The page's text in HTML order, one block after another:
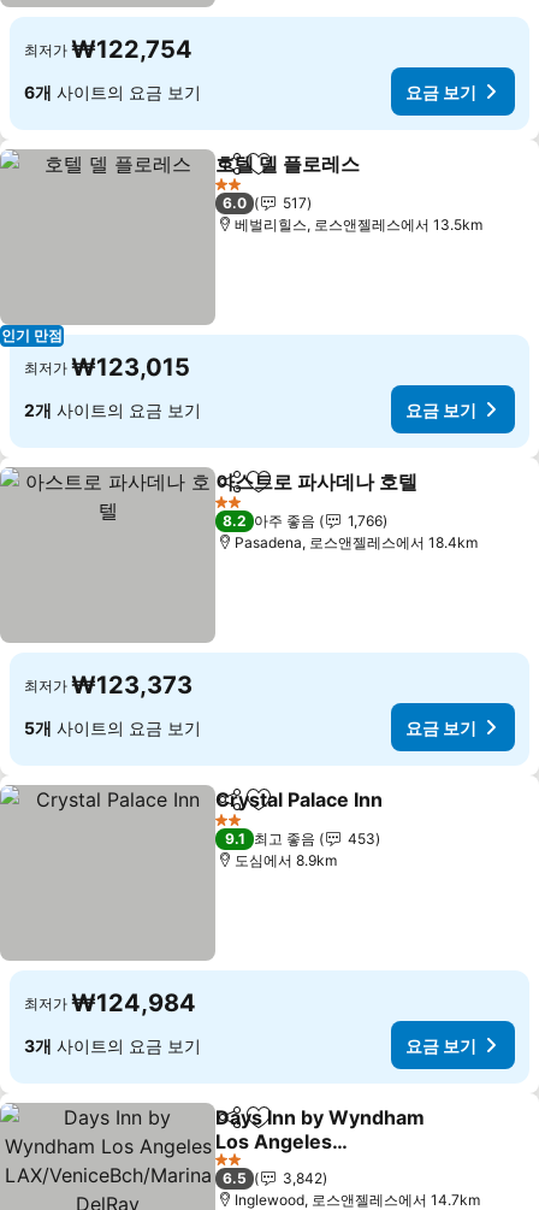
최저가 ₩122,754
6개 사이트의 요금 보기 요금 보기
인기 만점
공유 즐겨찾기에 추가
호텔 델 플로레스
2 성급
6.0
517
베벌리힐스, 로스앤젤레스에서 13.5km
최저가 ₩123,015
2개 사이트의 요금 보기 요금 보기
공유 즐겨찾기에 추가
아스트로 파사데나 호텔
2 성급
8.2 아주 좋음
1,766
Pasadena, 로스앤젤레스에서 18.4km
최저가 ₩123,373
5개 사이트의 요금 보기 요금 보기
공유 즐겨찾기에 추가
Crystal Palace Inn
2 성급
9.1 최고 좋음
453
도심에서 8.9km
최저가 ₩124,984
3개 사이트의 요금 보기 요금 보기
공유 즐겨찾기에 추가
Days Inn by Wyndham
Los Angeles
LAX/VeniceBch/Marina
DelRay
요금 보기
2 성급
6.5
3,842
Inglewood, 로스앤젤레스에서 14.7km